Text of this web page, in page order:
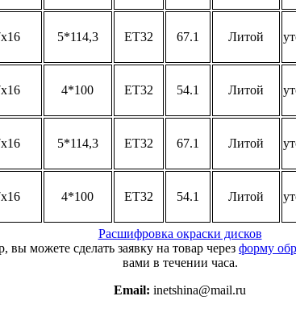
5*114,3 ET32 67.1 Литой
4*100 ET32 54.1 Литой
5*114,3 ET32 67.1 Литой
4*100 ET32 54.1 Литой
Расшифровка окраски дисков
можете сделать заявку на товар через форму
вами в течении часа.
Email: inetshina@mail.ru